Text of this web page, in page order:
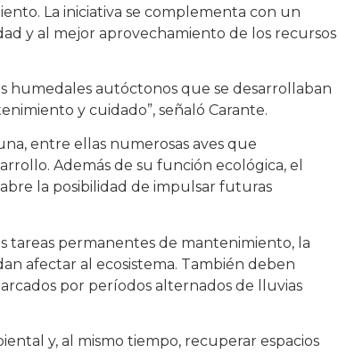
La iniciativa se complementa con un
y al mejor aprovechamiento de los recursos
humedales autóctonos que se desarrollaban
y cuidado”, señaló Carante.
entre ellas numerosas aves que
Además de su función ecológica, el
la posibilidad de impulsar futuras
tareas permanentes de mantenimiento, la
afectar al ecosistema. También deben
por períodos alternados de lluvias
y, al mismo tiempo, recuperar espacios